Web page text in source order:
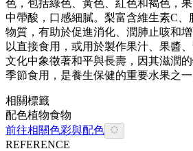
色，包括綠色、黃色、紅色和褐色，
中帶酸，口感細膩。梨富含維生素C
物質，有助於促進消化、潤肺止咳和
以直接食用，或用於製作果汁、果醬
文化中象徵著和平與長壽，因其滋潤
季節食用，是養生保健的重要水果之一
相關標籤
配色植物食物
前往相關色彩與配色
REFERENCE